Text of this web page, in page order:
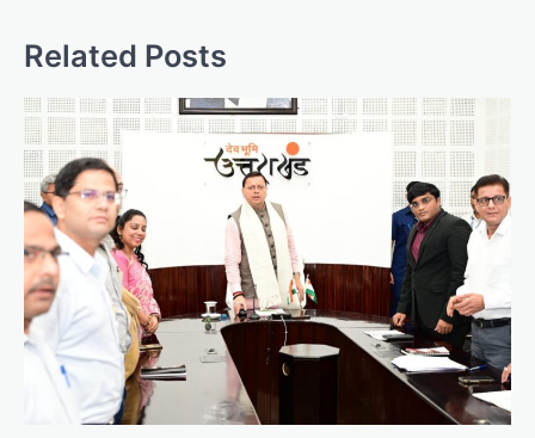
a
i
g
a
t
i
o
n
Related Posts